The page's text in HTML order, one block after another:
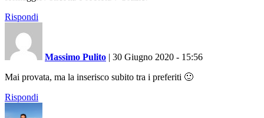
Rispondi
Massimo Pulito | 30 Giugno 2020 - 15:56
Mai provata, ma la inserisco subito tra i preferiti 🙂
Rispondi